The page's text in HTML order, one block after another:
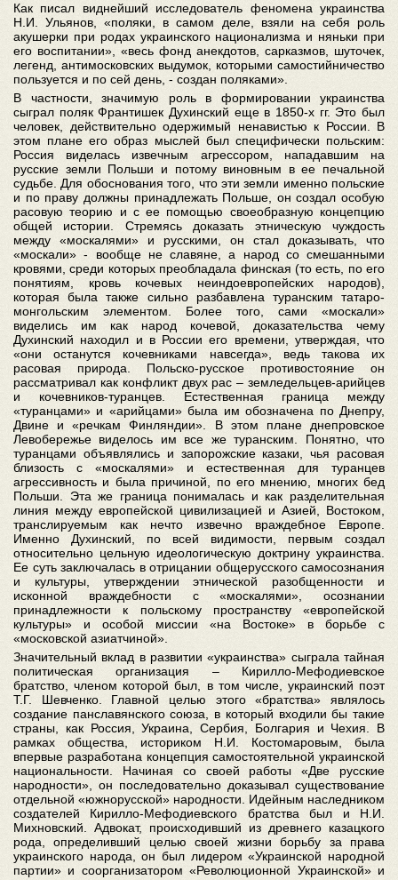
Как писал виднейший исследователь феномена украинства
Н.И. Ульянов, «поляки, в самом деле, взяли на себя роль
акушерки при родах украинского национализма и няньки при
его воспитании», «весь фонд анекдотов, сарказмов, шуточек,
легенд, антимосковских выдумок, которыми самостийничество
пользуется и по сей день, - создан поляками».
В частности, значимую роль в формировании украинства
сыграл поляк Франтишек Духинский еще в 1850-х гг. Это был
человек, действительно одержимый ненавистью к России. В
этом плане его образ мыслей был специфически польским:
Россия виделась извечным агрессором, нападавшим на
русские земли Польши и потому виновным в ее печальной
судьбе. Для обоснования того, что эти земли именно польские
и по праву должны принадлежать Польше, он создал особую
расовую теорию и с ее помощью своеобразную концепцию
общей истории. Стремясь доказать этническую чуждость
между «москалями» и русскими, он стал доказывать, что
«москали» - вообще не славяне, а народ со смешанными
кровями, среди которых преобладала финская (то есть, по его
понятиям, кровь кочевых неиндоевропейских народов),
которая была также сильно разбавлена туранским татаро-
монгольским элементом. Более того, сами «москали»
виделись им как народ кочевой, доказательства чему
Духинский находил и в России его времени, утверждая, что
«они останутся кочевниками навсегда», ведь такова их
расовая природа. Польско-русское противостояние он
рассматривал как конфликт двух рас – земледельцев-арийцев
и кочевников-туранцев. Естественная граница между
«туранцами» и «арийцами» была им обозначена по Днепру,
Двине и «речкам Финляндии». В этом плане днепровское
Левобережье виделось им все же туранским. Понятно, что
туранцами объявлялись и запорожские казаки, чья расовая
близость с «москалями» и естественная для туранцев
агрессивность и была причиной, по его мнению, многих бед
Польши. Эта же граница понималась и как разделительная
линия между европейской цивилизацией и Азией, Востоком,
транслируемым как нечто извечно враждебное Европе.
Именно Духинский, по всей видимости, первым создал
относительно цельную идеологическую доктрину украинства.
Ее суть заключалась в отрицании общерусского самосознания
и культуры, утверждении этнической разобщенности и
исконной враждебности с «москалями», осознании
принадлежности к польскому пространству «европейской
культуры» и особой миссии «на Востоке» в борьбе с
«московской азиатчиной».
Значительный вклад в развитии «украинства» сыграла тайная
политическая организация – Кирилло-Мефодиевское
братство, членом которой был, в том числе, украинский поэт
Т.Г. Шевченко. Главной целью этого «братства» являлось
создание панславянского союза, в который входили бы такие
страны, как Россия, Украина, Сербия, Болгария и Чехия. В
рамках общества, историком Н.И. Костомаровым, была
впервые разработана концепция самостоятельной украинской
национальности. Начиная со своей работы «Две русские
народности», он последовательно доказывал существование
отдельной «южнорусской» народности. Идейным наследником
создателей Кирилло-Мефодиевского братства был и Н.И.
Михновский. Адвокат, происходивший из древнего казацкого
рода, определивший целью своей жизни борьбу за права
украинского народа, он был лидером «Украинской народной
партии» и соорганизатором «Революционной Украинской» и